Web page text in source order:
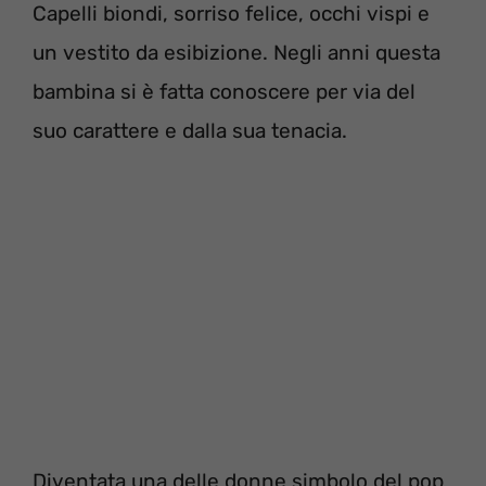
Capelli biondi, sorriso felice, occhi vispi e
un vestito da esibizione. Negli anni questa
bambina si è fatta conoscere per via del
suo carattere e dalla sua tenacia.
Diventata una delle donne simbolo del pop